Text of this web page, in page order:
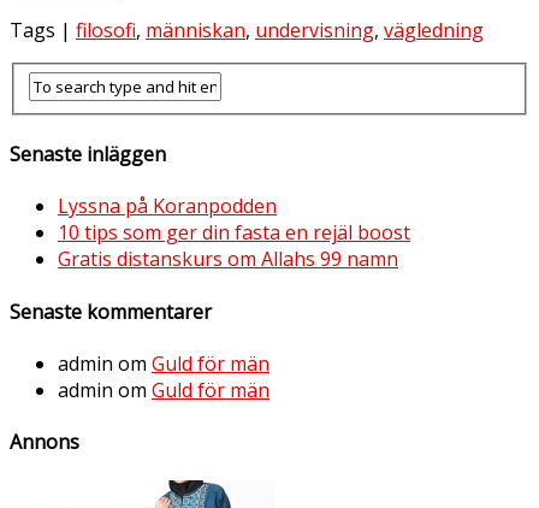
Tags | filosofi, människan, undervisning, vägledning
Senaste inläggen
Lyssna på Koranpodden
10 tips som ger din fasta en rejäl boost
Gratis distanskurs om Allahs 99 namn
Senaste kommentarer
admin om Guld för män
admin om Guld för män
Annons